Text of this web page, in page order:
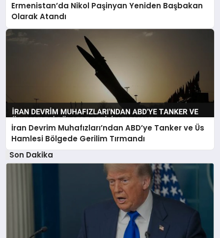
Ermenistan’da Nikol Paşinyan Yeniden Başbakan
Olarak Atandı
İran Devrim Muhafızları’ndan ABD’ye Tanker ve Üs
Hamlesi Bölgede Gerilim Tırmandı
Son Dakika